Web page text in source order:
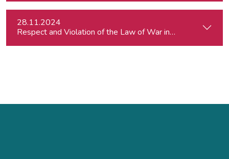
28.11.2024
Respect and Violation of the Law of War in Ukraine and